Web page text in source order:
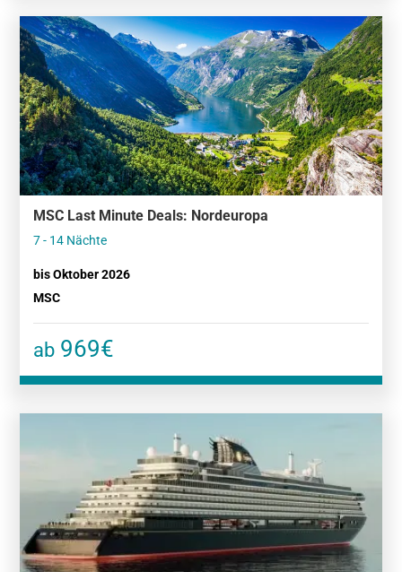
MSC Last Minute Deals: Nordeuropa
7 - 14 Nächte
bis Oktober 2026
MSC
ab 969€